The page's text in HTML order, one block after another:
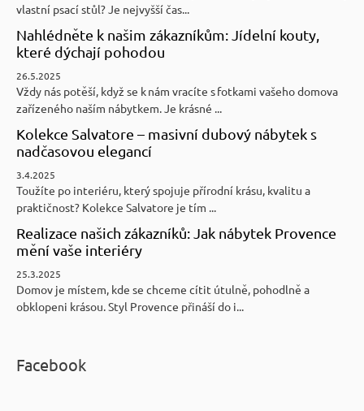
vlastní psací stůl? Je nejvyšší čas...
Nahlédněte k našim zákazníkům: Jídelní kouty,
které dýchají pohodou
26.5.2025
Vždy nás potěší, když se k nám vracíte s fotkami vašeho domova
zařízeného naším nábytkem. Je krásné ...
Kolekce Salvatore – masivní dubový nábytek s
nadčasovou elegancí
3.4.2025
Toužíte po interiéru, který spojuje přírodní krásu, kvalitu a
praktičnost? Kolekce Salvatore je tím ...
Realizace našich zákazníků: Jak nábytek Provence
mění vaše interiéry
25.3.2025
Domov je místem, kde se chceme cítit útulně, pohodlně a
obklopeni krásou. Styl Provence přináší do i...
Facebook